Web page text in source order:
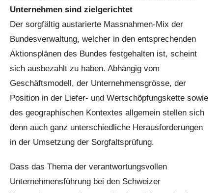
Unternehmen sind zielgerichtet
Der sorgfältig austarierte Massnahmen-Mix der
Bundesverwaltung, welcher in den entsprechenden
Aktionsplänen des Bundes festgehalten ist, scheint
sich ausbezahlt zu haben. Abhängig vom
Geschäftsmodell, der Unternehmensgrösse, der
Position in der Liefer- und Wertschöpfungskette sowie
des geographischen Kontextes allgemein stellen sich
denn auch ganz unterschiedliche Herausforderungen
in der Umsetzung der Sorgfaltsprüfung.
Dass das Thema der verantwortungsvollen
Unternehmensführung bei den Schweizer